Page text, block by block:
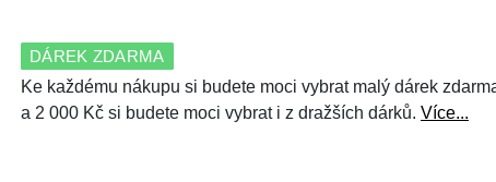
DÁREK ZDARMA
Ke každému nákupu si budete moci vybrat malý dárek
a 2 000 Kč si budete moci vybrat i z dražších dárků. Více...